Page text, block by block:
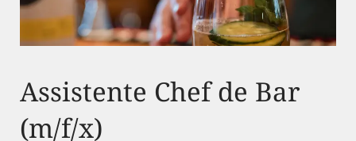
Assistente Chef de Bar
(m/f/x)